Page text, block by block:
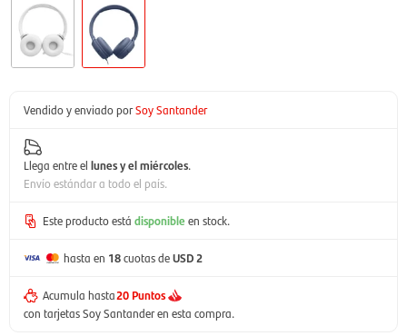
Vendido y enviado porSoy Santander
Llega entre el lunes y el miércoles.
Envío estándar a todo el país.
Este producto está disponible en stock.
hasta en 18cuotas deUSD 2
Acumula hasta20 Puntos
con tarjetas Soy Santander en esta compra.